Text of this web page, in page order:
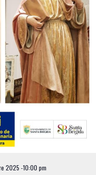
2025 -10:00 pm